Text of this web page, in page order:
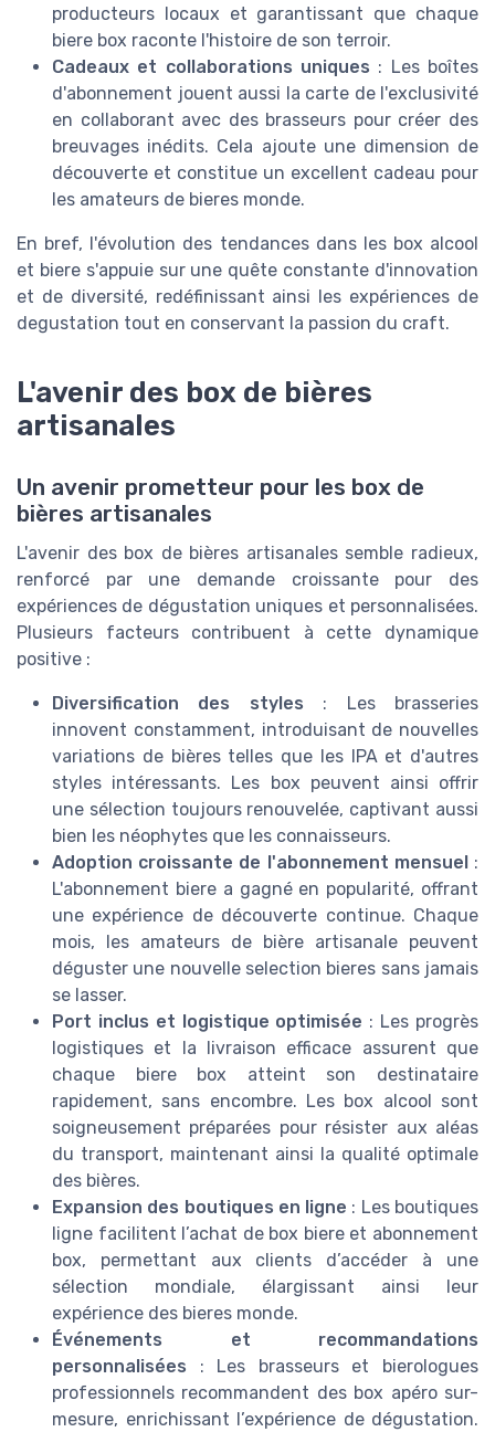
producteurs locaux et garantissant que chaque
biere box raconte l'histoire de son terroir.
Cadeaux et collaborations uniques : Les boîtes
d'abonnement jouent aussi la carte de l'exclusivité
en collaborant avec des brasseurs pour créer des
breuvages inédits. Cela ajoute une dimension de
découverte et constitue un excellent cadeau pour
les amateurs de bieres monde.
En bref, l'évolution des tendances dans les box alcool
et biere s'appuie sur une quête constante d'innovation
et de diversité, redéfinissant ainsi les expériences de
degustation tout en conservant la passion du craft.
L'avenir des box de bières
artisanales
Un avenir prometteur pour les box de
bières artisanales
L'avenir des box de bières artisanales semble radieux,
renforcé par une demande croissante pour des
expériences de dégustation uniques et personnalisées.
Plusieurs facteurs contribuent à cette dynamique
positive :
Diversification des styles : Les brasseries
innovent constamment, introduisant de nouvelles
variations de bières telles que les IPA et d'autres
styles intéressants. Les box peuvent ainsi offrir
une sélection toujours renouvelée, captivant aussi
bien les néophytes que les connaisseurs.
Adoption croissante de l'abonnement mensuel :
L'abonnement biere a gagné en popularité, offrant
une expérience de découverte continue. Chaque
mois, les amateurs de bière artisanale peuvent
déguster une nouvelle selection bieres sans jamais
se lasser.
Port inclus et logistique optimisée : Les progrès
logistiques et la livraison efficace assurent que
chaque biere box atteint son destinataire
rapidement, sans encombre. Les box alcool sont
soigneusement préparées pour résister aux aléas
du transport, maintenant ainsi la qualité optimale
des bières.
Expansion des boutiques en ligne : Les boutiques
ligne facilitent l’achat de box biere et abonnement
box, permettant aux clients d’accéder à une
sélection mondiale, élargissant ainsi leur
expérience des bieres monde.
Événements et recommandations
personnalisées : Les brasseurs et bierologues
professionnels recommandent des box apéro sur-
mesure, enrichissant l’expérience de dégustation.